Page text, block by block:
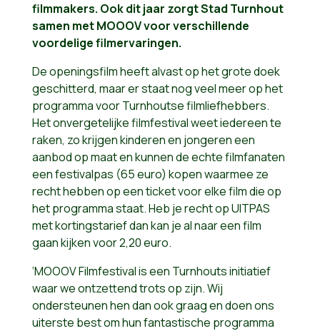
filmmakers. Ook dit jaar zorgt Stad Turnhout
samen met MOOOV voor verschillende
voordelige filmervaringen.
De openingsfilm heeft alvast op het grote doek
geschitterd, maar er staat nog veel meer op het
programma voor Turnhoutse filmliefhebbers.
Het onvergetelijke filmfestival weet iedereen te
raken, zo krijgen kinderen en jongeren een
aanbod op maat en kunnen de echte filmfanaten
een festivalpas (65 euro) kopen waarmee ze
recht hebben op een ticket voor elke film die op
het programma staat. Heb je recht op UITPAS
met kortingstarief dan kan je al naar een film
gaan kijken voor 2,20 euro.
‘MOOOV Filmfestival is een Turnhouts initiatief
waar we ontzettend trots op zijn. Wij
ondersteunen hen dan ook graag en doen ons
uiterste best om hun fantastische programma